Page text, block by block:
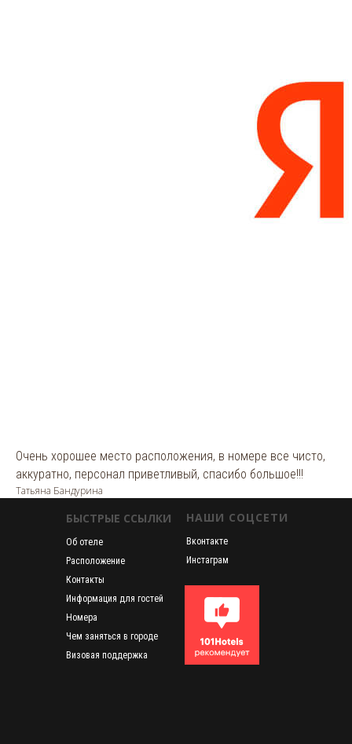
Очень хорошее место расположения, в номере все чисто,
аккуратно, персонал приветливый, спасибо большое!!!
Татьяна Бандурина
БЫСТРЫЕ ССЫЛКИ
Об отеле
Расположение
Контакты
Информация для гостей
Номера
Чем заняться в городе
Визовая поддержка
НАШИ СОЦСЕТИ
Вконтакте
Инстаграм